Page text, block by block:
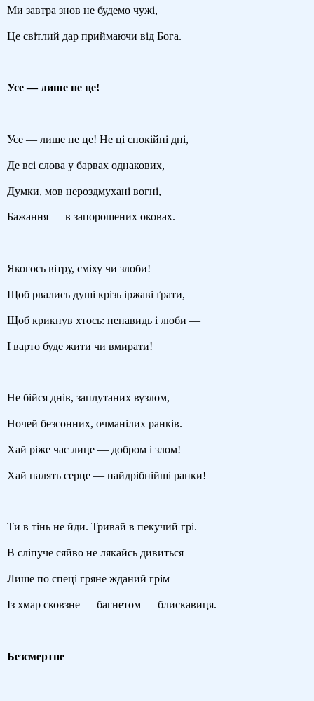
Ми завтра знов не будемо чужі,
Це світлий дар приймаючи від Бога.
Усе — лише не це!
Усе — лише не це! Не ці спокійні дні,
Де всі слова у барвах однакових,
Думки, мов нероздмухані вогні,
Бажання — в запорошених оковах.
Якогось вітру, сміху чи злоби!
Щоб рвались душі крізь іржаві ґрати,
Щоб крикнув хтось: ненавидь і люби —
І варто буде жити чи вмирати!
Не бійся днів, заплутаних вузлом,
Ночей безсонних, очманілих ранків.
Хай ріже час лице — добром і злом!
Хай палять серце — найдрібнійші ранки!
Ти в тінь не йди. Тривай в пекучий грі.
В сліпуче сяйво не лякайсь дивиться —
Лише по спеці гряне жданий грім
Із хмар сковзне — багнетом — блискавиця.
Безсмертне